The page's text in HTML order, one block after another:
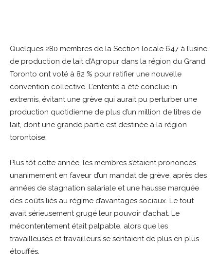
Quelques 280 membres de la Section locale 647 à l’usine
de production de lait d’Agropur dans la région du Grand
Toronto ont voté à 82 % pour ratifier une nouvelle
convention collective. L’entente a été conclue in
extremis, évitant une grève qui aurait pu perturber une
production quotidienne de plus d’un million de litres de
lait, dont une grande partie est destinée à la région
torontoise.
Plus tôt cette année, les membres s’étaient prononcés
unanimement en faveur d’un mandat de grève, après des
années de stagnation salariale et une hausse marquée
des coûts liés au régime d’avantages sociaux. Le tout
avait sérieusement grugé leur pouvoir d’achat. Le
mécontentement était palpable, alors que les
travailleuses et travailleurs se sentaient de plus en plus
étouffés.